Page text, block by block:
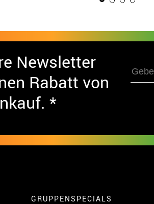
Newsletter
Rabatt von
*
GRUPPENSPECIALS